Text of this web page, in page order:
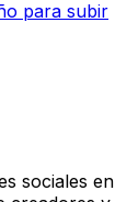
para subir
sociales en